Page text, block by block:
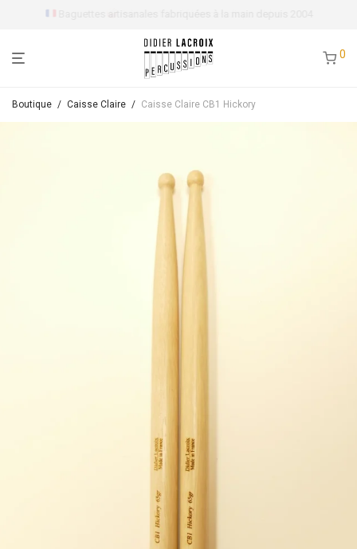
Près de 150 références disponibles
0
Boutique / Caisse Claire / Caisse Claire CB1 Hickory